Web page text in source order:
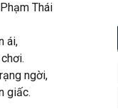
Thái
ái,
ngời,
giấc.